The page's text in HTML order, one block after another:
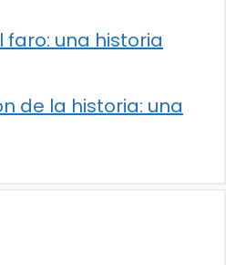
faro: una historia
de la historia: una